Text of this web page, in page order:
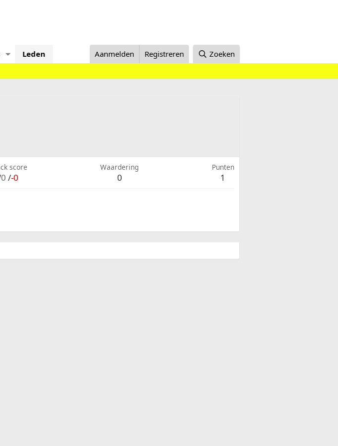
Leden Aanmelden Registreren Zoeken
score
0 /-0
Waardering
0
Punten
1